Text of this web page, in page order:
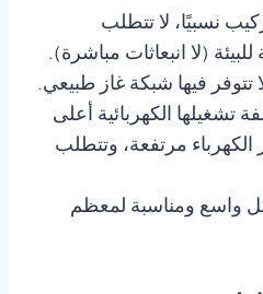
نسبيًا، لا تتطلب
(لا انبعاثات مباشرة).
تتوفر فيها شبكة غاز طبيعي.
تشغيلها الكهربائية أعلى
مرتفعة، وتتطلب
واسع ومناسبة لمعظم